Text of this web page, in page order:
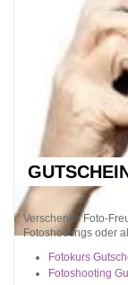
Verschenke Foto-
Fotoshootings oder
Fotokurs
Fotoshooting